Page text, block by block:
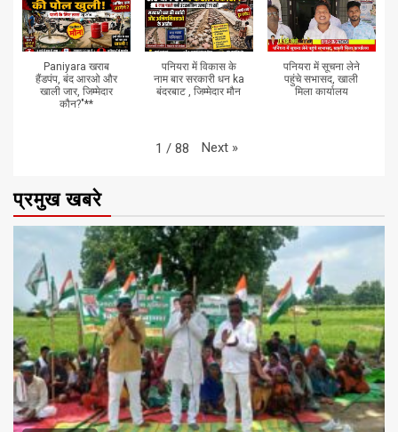
Paniyara खराब
हैंडपंप, बंद आरओ और
खाली जार, जिम्मेदार
कौन?"**
पनियरा में विकास के
नाम बार सरकारी धन ka
बंदरबाट , जिम्मेदार मौन
पनियरा में सूचना लेने
पहुंचे सभासद, खाली
मिला कार्यालय
1 / 88 Next »
प्रमुख खबरे